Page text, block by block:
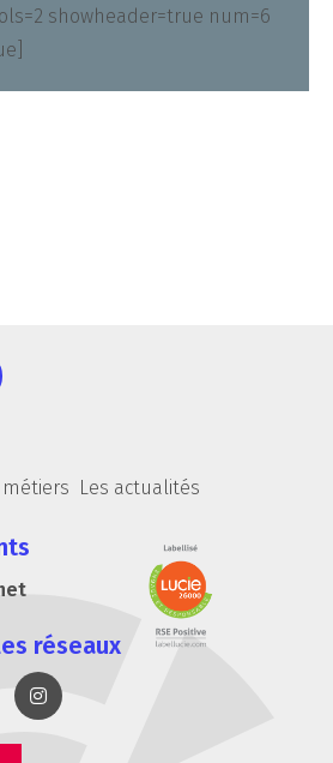
showheader=true num=6
métiers Les actualités
réseaux